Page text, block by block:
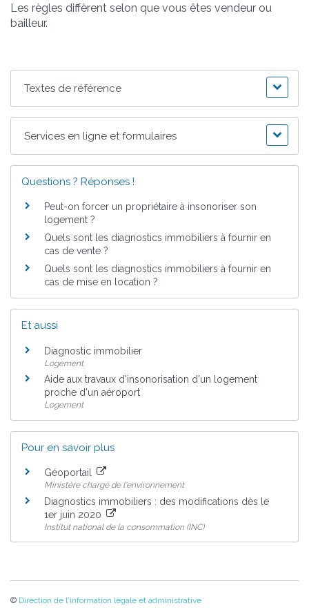
Les règles diffèrent selon que vous êtes vendeur ou
bailleur.
Textes de référence
Services en ligne et formulaires
Questions ? Réponses !
Peut-on forcer un propriétaire à insonoriser son
logement ?
Quels sont les diagnostics immobiliers à fournir en
cas de vente ?
Quels sont les diagnostics immobiliers à fournir en
cas de mise en location ?
Et aussi
Diagnostic immobilier
Logement
Aide aux travaux d'insonorisation d'un logement
proche d'un aéroport
Logement
Pour en savoir plus
Géoportail
Ministère chargé de l'environnement
Diagnostics immobiliers : des modifications dès le
1er juin 2020
Institut national de la consommation (INC)
© Direction de l'information légale et administrative